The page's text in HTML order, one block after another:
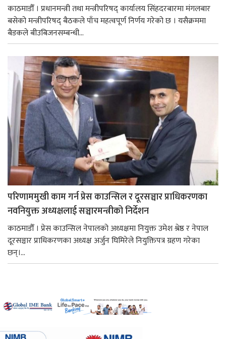
काठमाडौँ । प्रधानमन्त्री तथा मन्त्रीपरिषद् कार्यालय सिंहदरबारमा मंगलबार
बसेको मन्त्रीपरिषद् बैठकले पाँच महत्वपूर्ण निर्णय गरेको छ । यसैक्रममा
बैडकले बीउबिजनसम्बन्धी...
परिणाममुखी काम गर्न प्रेस काउन्सिल र दूरसञ्चार प्राधिकरणका
नवनियुक्त अध्यक्षलाई सञ्चारमन्त्रीको निर्देशन
काठमाडौँ । प्रेस काउन्सिल नेपालको अध्यक्षमा नियुक्त उमेश श्रेष्ठ र नेपाल
दूरसञ्चार प्राधिकरणका अध्यक्ष अर्जुन घिमिरेले नियुक्तिपत्र ग्रहण गरेका
छन्।...